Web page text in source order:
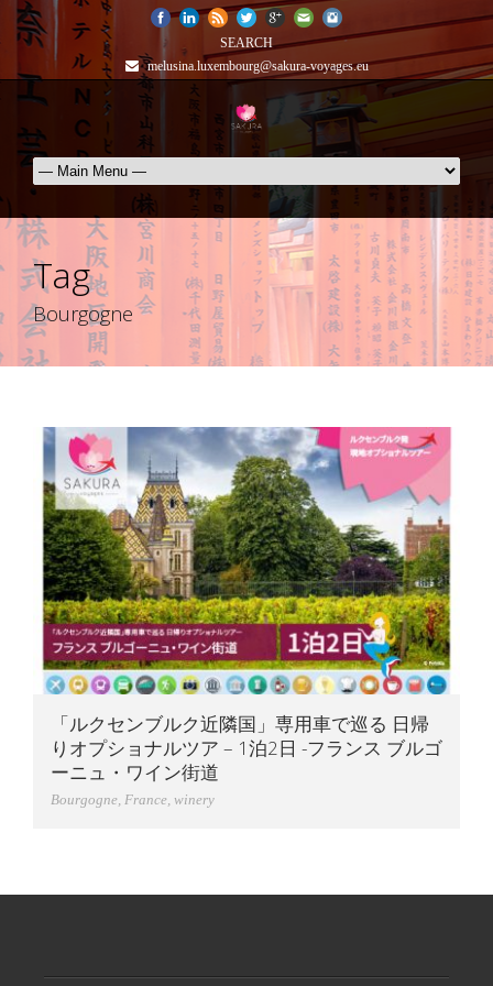
SEARCH
melusina.luxembourg@sakura-voyages.eu
Tag
Bourgogne
「ルクセンブルク近隣国」専用車で巡る 日帰
りオプショナルツア – 1泊2日 -フランス ブルゴ
ーニュ・ワイン街道
Bourgogne France winery